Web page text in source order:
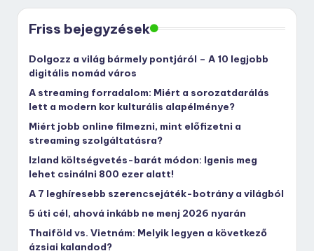
Friss bejegyzések
Dolgozz a világ bármely pontjáról – A 10 legjobb
digitális nomád város
A streaming forradalom: Miért a sorozatdarálás
lett a modern kor kulturális alapélménye?
Miért jobb online filmezni, mint előfizetni a
streaming szolgáltatásra?
Izland költségvetés-barát módon: Igenis meg
lehet csinálni 800 ezer alatt!
A 7 leghíresebb szerencsejáték-botrány a világból
5 úti cél, ahová inkább ne menj 2026 nyarán
Thaiföld vs. Vietnám: Melyik legyen a következő
ázsiai kalandod?